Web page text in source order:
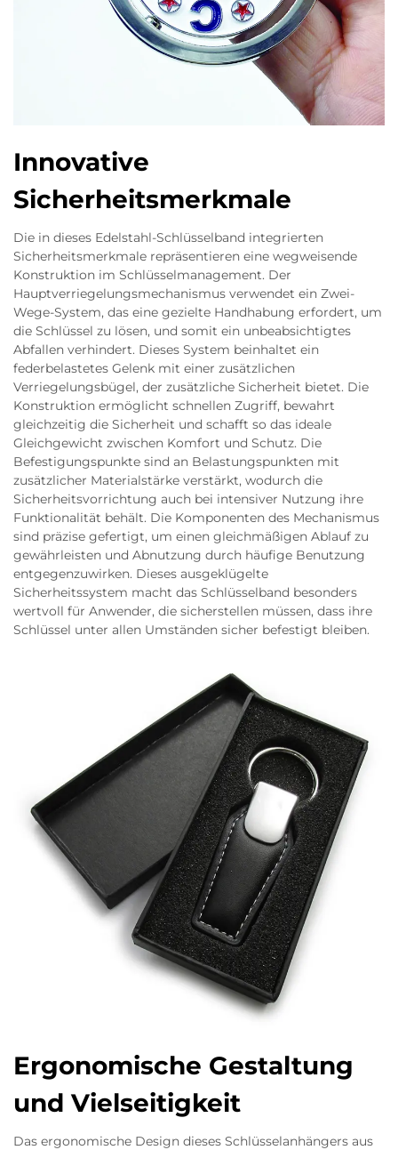
Innovative
Sicherheitsmerkmale
Die in dieses Edelstahl-Schlüsselband integrierten
Sicherheitsmerkmale repräsentieren eine wegweisende
Konstruktion im Schlüsselmanagement. Der
Hauptverriegelungsmechanismus verwendet ein Zwei-
Wege-System, das eine gezielte Handhabung erfordert, um
die Schlüssel zu lösen, und somit ein unbeabsichtigtes
Abfallen verhindert. Dieses System beinhaltet ein
federbelastetes Gelenk mit einer zusätzlichen
Verriegelungsbügel, der zusätzliche Sicherheit bietet. Die
Konstruktion ermöglicht schnellen Zugriff, bewahrt
gleichzeitig die Sicherheit und schafft so das ideale
Gleichgewicht zwischen Komfort und Schutz. Die
Befestigungspunkte sind an Belastungspunkten mit
zusätzlicher Materialstärke verstärkt, wodurch die
Sicherheitsvorrichtung auch bei intensiver Nutzung ihre
Funktionalität behält. Die Komponenten des Mechanismus
sind präzise gefertigt, um einen gleichmäßigen Ablauf zu
gewährleisten und Abnutzung durch häufige Benutzung
entgegenzuwirken. Dieses ausgeklügelte
Sicherheitssystem macht das Schlüsselband besonders
wertvoll für Anwender, die sicherstellen müssen, dass ihre
Schlüssel unter allen Umständen sicher befestigt bleiben.
Ergonomische Gestaltung
und Vielseitigkeit
Das ergonomische Design dieses Schlüsselanhängers aus